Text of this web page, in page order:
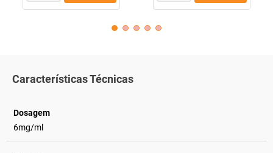
Características Técnicas
Dosagem
6mg/ml